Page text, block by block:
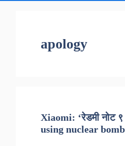
apology
Xiaomi: ‘रेडमी नोट ९
using nuclear